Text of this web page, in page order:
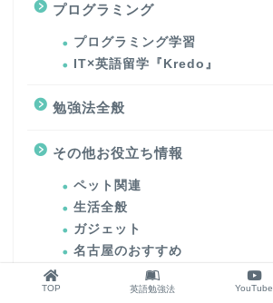
プログラミング
プログラミング学習
IT×英語留学『Kredo』
勉強法全般
その他お役立ち情報
ペット関連
生活全般
ガジェット
名古屋のおすすめ
ブログ
TOP 英語勉強法 YouTube